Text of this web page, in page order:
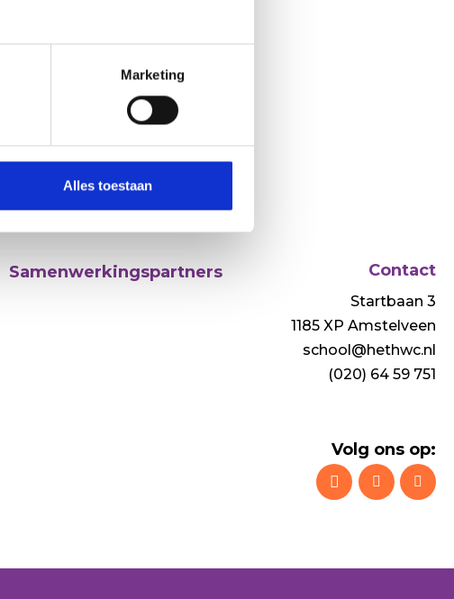
Marketing
Alles toestaan
Samenwerkingspartners Contact
Startbaan 3
1185 XP Amstelveen
school@hethwc.nl
(020) 64 59 751
Volg ons op: